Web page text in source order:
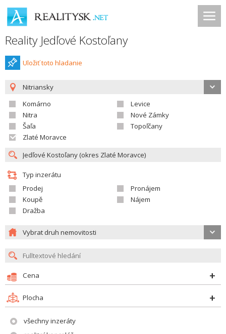
Reality Jedľové Kostoľany
Uložiť toto hladanie
Nitriansky
Komárno
Levice
Nitra
Nové Zámky
Šaľa
Topoľčany
Zlaté Moravce
Typ inzerátu
Prodej
Pronájem
Koupě
Nájem
Dražba
Vybrat druh nemovitosti
Cena
Plocha
všechny inzeráty